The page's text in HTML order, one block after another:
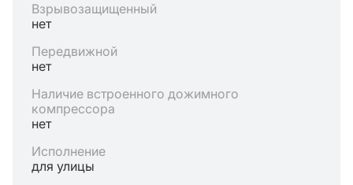
Взрывозащищенный
нет
Передвижной
нет
Наличие встроенного дожимного
компрессора
нет
Исполнение
для улицы